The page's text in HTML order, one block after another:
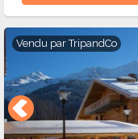
Vendu parTripandCo